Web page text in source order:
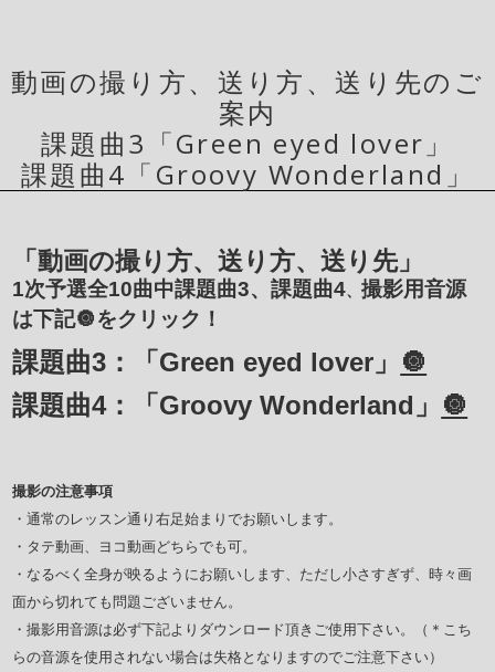
動画の撮り方、送り方、送り先のご
案内
課題曲3「Green eyed lover」
課題曲4「Groovy Wonderland」
「動画の撮り方、送り方、送り先」
1次予選全10曲中課題曲3、課題曲4、撮影用音源
は下記🔘をクリック！
課題曲3：「Green eyed lover」 🔘
課題曲4：「Groovy Wonderland」 🔘
撮影の注意事項
・通常のレッスン通り右足始まりでお願いします。
・タテ動画、ヨコ動画どちらでも可。
・なるべく全身が映るようにお願いします、ただし小さすぎず、時々画
面から切れても問題ございません。
・撮影用音源は必ず下記よりダウンロード頂きご使用下さい。（＊こち
らの音源を使用されない場合は失格となりますのでご注意下さい）